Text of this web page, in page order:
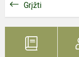
Grįžti